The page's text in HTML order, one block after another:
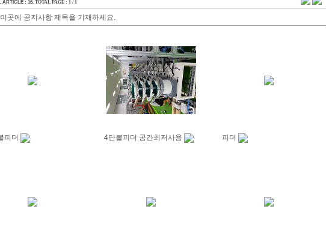
ARTICLE : 16, TOTAL PAGE : 1 / 1
이곳에 공지사항 제목을 기재하세요.
피더 4단볼피더 공간최저사용 피더